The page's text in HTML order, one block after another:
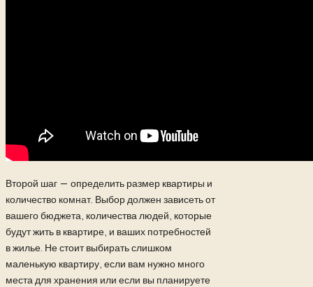
Второй шаг — определить размер квартиры и
количество комнат. Выбор должен зависеть от
вашего бюджета, количества людей, которые
будут жить в квартире, и ваших потребностей
в жилье. Не стоит выбирать слишком
маленькую квартиру, если вам нужно много
места для хранения или если вы планируете